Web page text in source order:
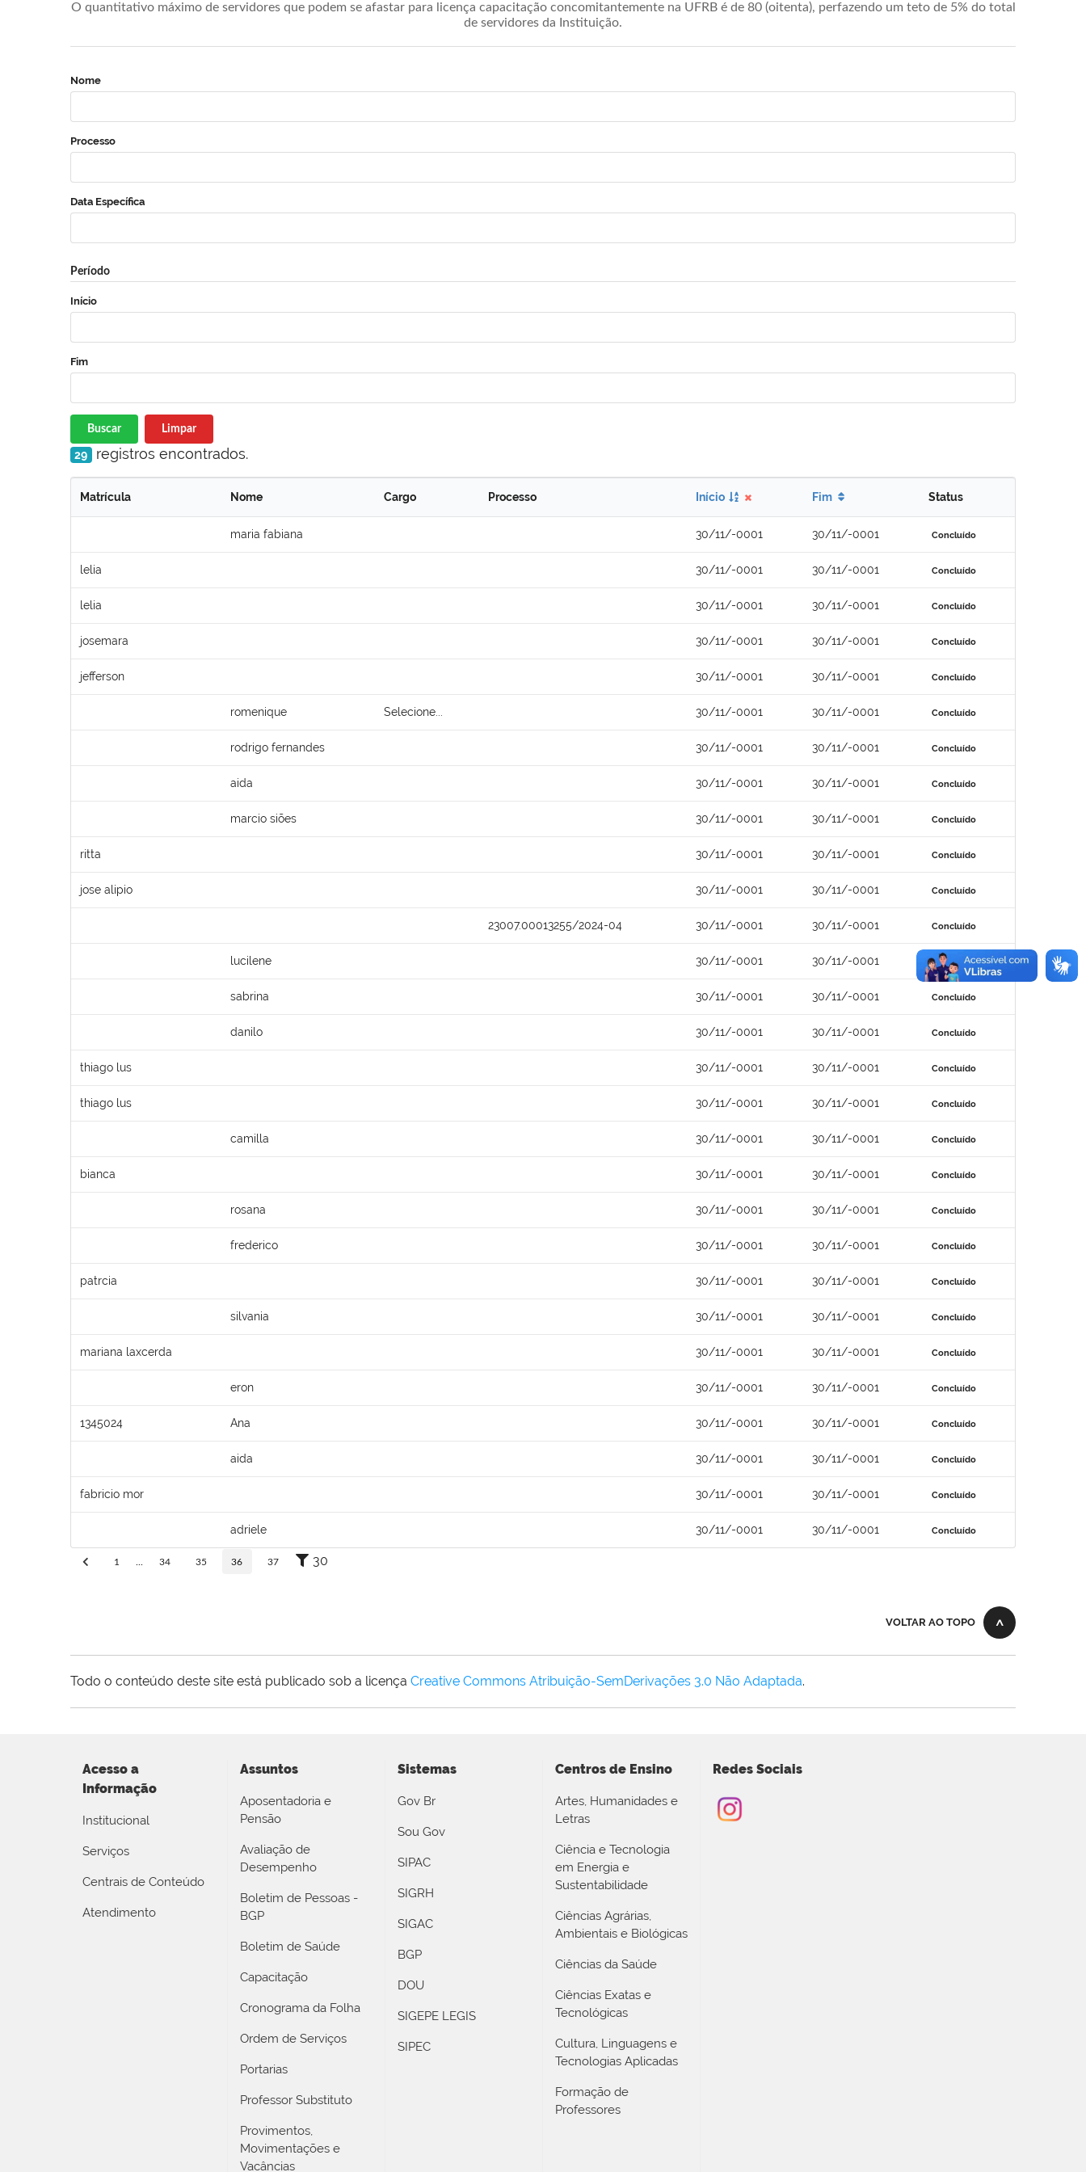
O quantitativo máximo de servidores que podem se afastar para licença capacitação concomitantemente na UFRB é de 80 (oitenta), perfazendo um teto de 5% do total
de servidores da Instituição.
Nome
Processo
Data Específica
Período
Início
Fim
Buscar Limpar
29 registros encontrados.
Matrícula Nome Cargo Processo Início Fim Status
maria fabiana 30/11/-0001 30/11/-0001 Concluído
lelia 30/11/-0001 30/11/-0001 Concluído
lelia 30/11/-0001 30/11/-0001 Concluído
josemara 30/11/-0001 30/11/-0001 Concluído
jefferson 30/11/-0001 30/11/-0001 Concluído
romenique Selecione... 30/11/-0001 30/11/-0001 Concluído
rodrigo fernandes 30/11/-0001 30/11/-0001 Concluído
aida 30/11/-0001 30/11/-0001 Concluído
marcio siões 30/11/-0001 30/11/-0001 Concluído
ritta 30/11/-0001 30/11/-0001 Concluído
jose alipio 30/11/-0001 30/11/-0001 Concluído
23007.00013255/2024-04 30/11/-0001 30/11/-0001 Concluído
lucilene 30/11/-0001 30/11/-0001 Concluído
sabrina 30/11/-0001 30/11/-0001 Concluído
danilo 30/11/-0001 30/11/-0001 Concluído
thiago lus 30/11/-0001 30/11/-0001 Concluído
thiago lus 30/11/-0001 30/11/-0001 Concluído
camilla 30/11/-0001 30/11/-0001 Concluído
bianca 30/11/-0001 30/11/-0001 Concluído
rosana 30/11/-0001 30/11/-0001 Concluído
frederico 30/11/-0001 30/11/-0001 Concluído
patrcia 30/11/-0001 30/11/-0001 Concluído
silvania 30/11/-0001 30/11/-0001 Concluído
mariana laxcerda 30/11/-0001 30/11/-0001 Concluído
eron 30/11/-0001 30/11/-0001 Concluído
1345024 Ana 30/11/-0001 30/11/-0001 Concluído
aida 30/11/-0001 30/11/-0001 Concluído
fabricio mor 30/11/-0001 30/11/-0001 Concluído
adriele 30/11/-0001 30/11/-0001 Concluído
1 34 35 36 37 30
VOLTAR AO TOPO
Todo o conteúdo deste site está publicado sob a licença Creative Commons Atribuição-SemDerivações 3.0 Não Adaptada.
Acesso a
Informação
Institucional
Serviços
Centrais de Conteúdo
Atendimento
Assuntos
Aposentadoria e
Pensão
Avaliação de
Desempenho
Boletim de Pessoas -
BGP
Boletim de Saúde
Capacitação
Cronograma da Folha
Ordem de Serviços
Portarias
Professor Substituto
Provimentos,
Movimentações e
Vacâncias
Sistemas
Gov Br
Sou Gov
SIPAC
SIGRH
SIGAC
BGP
DOU
SIGEPE LEGIS
SIPEC
Centros de Ensino
Artes, Humanidades e
Letras
Ciência e Tecnologia
em Energia e
Sustentabilidade
Ciências Agrárias,
Ambientais e Biológicas
Ciências da Saúde
Ciências Exatas e
Tecnológicas
Cultura, Linguagens e
Tecnologias Aplicadas
Formação de
Professores
Redes Sociais